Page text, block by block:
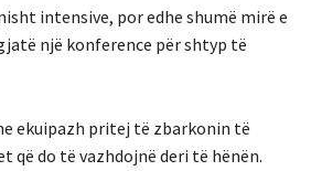
intensive, por edhe shumë mirë e
një konference për shtyp të
ekuipazh pritej të zbarkonin të
që do të vazhdojnë deri të hënën.